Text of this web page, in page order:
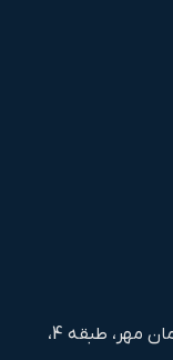
تهران، ضلع جنوب میدان رسالت، ساختمان مهر، طبقه 4،